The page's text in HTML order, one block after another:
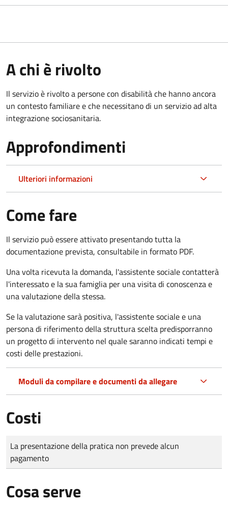
A chi è rivolto
Il servizio è rivolto a persone con disabilità che hanno ancora
un contesto familiare e che necessitano di un servizio ad alta
integrazione sociosanitaria.
Approfondimenti
Ulteriori informazioni
Come fare
Il servizio può essere attivato presentando tutta la
documentazione prevista, consultabile in formato PDF.
Una volta ricevuta la domanda, l'assistente sociale contatterà
l'interessato e la sua famiglia per una visita di conoscenza e
una valutazione della stessa.
Se la valutazione sarà positiva, l'assistente sociale e una
persona di riferimento della struttura scelta predisporranno
un progetto di intervento nel quale saranno indicati tempi e
costi delle prestazioni.
Moduli da compilare e documenti da allegare
Costi
Tipo di pagamento
Importo
La presentazione della pratica non prevede alcun
pagamento
Cosa serve